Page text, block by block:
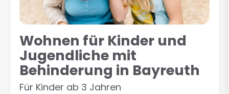
Wohnen für Kinder und
Jugendliche mit
Behinderung in Bayreuth
Für Kinder ab 3 Jahren